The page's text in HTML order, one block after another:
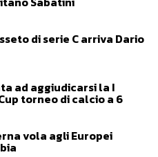
di serie C arriva Dario
ad aggiudicarsi la I
torneo di calcio a 6
vola agli Europei